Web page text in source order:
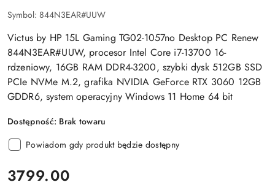
Symbol: 844N3EAR#UUW
Victus by HP 15L Gaming TG02-1057no Desktop PC Renew
844N3EAR#UUW, procesor Intel Core i7-13700 16-
rdzeniowy, 16GB RAM DDR4-3200, szybki dysk 512GB SSD
PCIe NVMe M.2, grafika NVIDIA GeForce RTX 3060 12GB
GDDR6, system operacyjny Windows 11 Home 64 bit
Dostępność: Brak towaru
Powiadom gdy produkt będzie dostępny
cena:
3799.00